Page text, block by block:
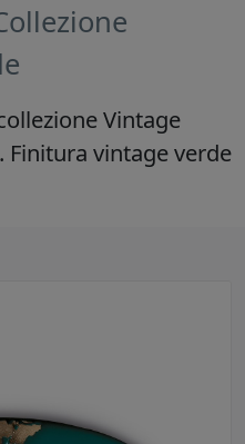
Vintage
Finitura vintage verde